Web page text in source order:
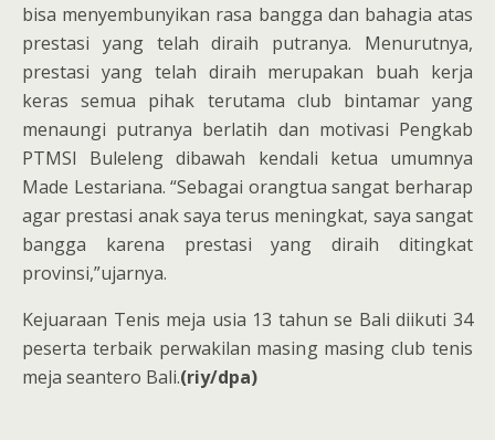
bisa menyembunyikan rasa bangga dan bahagia atas
prestasi yang telah diraih putranya. Menurutnya,
prestasi yang telah diraih merupakan buah kerja
keras semua pihak terutama club bintamar yang
menaungi putranya berlatih dan motivasi Pengkab
PTMSI Buleleng dibawah kendali ketua umumnya
Made Lestariana. “Sebagai orangtua sangat berharap
agar prestasi anak saya terus meningkat, saya sangat
bangga karena prestasi yang diraih ditingkat
provinsi,”ujarnya.
Kejuaraan Tenis meja usia 13 tahun se Bali diikuti 34
peserta terbaik perwakilan masing masing club tenis
meja seantero Bali.(riy/dpa)